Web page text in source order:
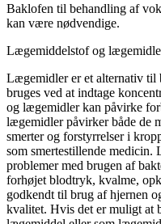
Baklofen til behandling af
kan være nødvendige.
Lægemiddelstof og
Lægemidler er et alternativ
bruges ved at indtage
og lægemidler kan påvirke
lægemidler påvirker både de
smerter og forstyrrelser i
som smertestillende
problemer med brugen af
forhøjet blodtryk, kvalme,
godkendt til brug af hjernen
kvalitet. Hvis det er muligt at